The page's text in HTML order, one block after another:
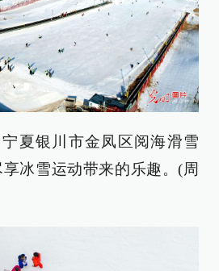
夏银川市金凤区阅海滑雪
冰雪运动带来的乐趣。(周